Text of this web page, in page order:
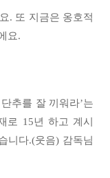
. 또 지금은 옹호적
요.
추를 잘 끼워라’는
로 15년 하고 계시
니다.(웃음) 감독님